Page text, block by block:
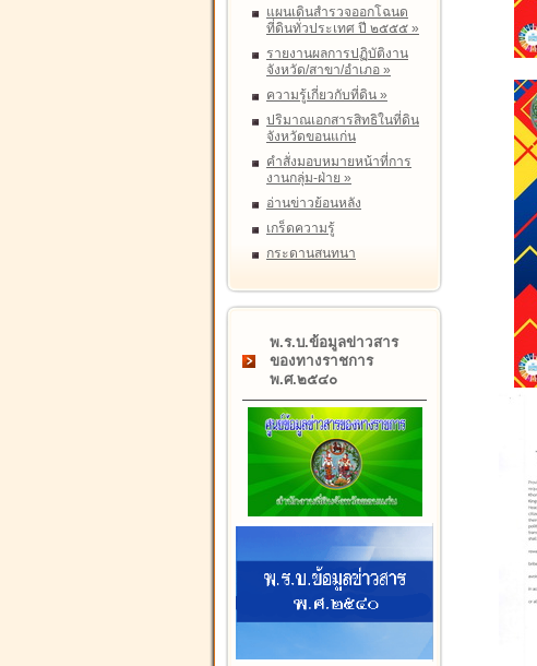
แผนเดินสำรวจออกโฉนด
ที่ดินทั่วประเทศ ปี ๒๕๕๕ »
รายงานผลการปฏิบัติงาน
จังหวัด/สาขา/อำเภอ »
ความรู้เกี่ยวกับที่ดิน »
ปริมาณเอกสารสิทธิในที่ดิน
จังหวัดขอนแก่น
คำสั่งมอบหมายหน้าที่การ
งานกลุ่ม-ฝ่าย »
อ่านข่าวย้อนหลัง
เกร็ดความรู้
กระดานสนทนา
พ.ร.บ.ข้อมูลข่าวสาร
ของทางราชการ
พ.ศ.๒๕๔๐